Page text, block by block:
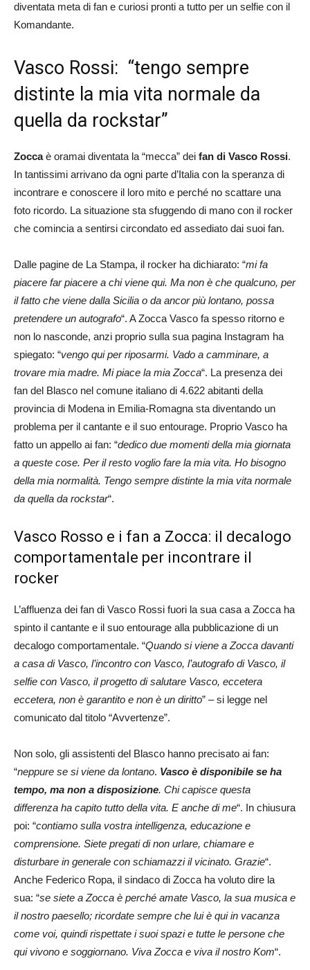
diventata meta di fan e curiosi pronti a tutto per un selfie con il
Komandante.
Vasco Rossi: “tengo sempre
distinte la mia vita normale da
quella da rockstar”
Zoccaè oramai diventata la “mecca” dei fan di Vasco Rossi.
In tantissimi arrivano da ogni parte d’Italia con la speranza di
incontrare e conoscere il loro mito e perché no scattare una
foto ricordo. La situazione sta sfuggendo di mano con il rocker
che comincia a sentirsi circondato ed assediato dai suoi fan.
Dalle pagine de La Stampa, il rocker ha dichiarato: “mi fa
piacere far piacere a chi viene qui. Ma non è che qualcuno, per
il fatto che viene dalla Sicilia o da ancor più lontano, possa
pretendere un autografo“. A Zocca Vasco fa spesso ritorno e
non lo nasconde, anzi proprio sulla sua pagina Instagram ha
spiegato: “vengo qui per riposarmi. Vado a camminare, a
trovare mia madre. Mi piace la mia Zocca“. La presenza dei
fan del Blasco nel comune italiano di 4.622 abitanti della
provincia di Modena in Emilia-Romagna sta diventando un
problema per il cantante e il suo entourage. Proprio Vasco ha
fatto un appello ai fan: “dedico due momenti della mia giornata
a queste cose. Per il resto voglio fare la mia vita. Ho bisogno
della mia normalità. Tengo sempre distinte la mia vita normale
da quella da rockstar“.
Vasco Rosso e i fan a Zocca: il decalogo
comportamentale per incontrare il
rocker
L’affluenza dei fan di Vasco Rossi fuori la sua casa a Zocca ha
spinto il cantante e il suo entourage alla pubblicazione di un
decalogo comportamentale. “Quando si viene a Zocca davanti
a casa di Vasco, l’incontro con Vasco, l’autografo di Vasco, il
selfie con Vasco, il progetto di salutare Vasco, eccetera
eccetera, non è garantito e non è un diritto” – si legge nel
comunicato dal titolo “Avvertenze”.
Non solo, gli assistenti del Blasco hanno precisato ai fan:
“neppure se si viene da lontano. Vasco è disponibile se ha
tempo, ma non a disposizione. Chi capisce questa
differenza ha capito tutto della vita. E anche di me“. In chiusura
poi: “contiamo sulla vostra intelligenza, educazione e
comprensione. Siete pregati di non urlare, chiamare e
disturbare in generale con schiamazzi il vicinato. Grazie“.
Anche Federico Ropa, il sindaco di Zocca ha voluto dire la
sua: “se siete a Zocca è perché amate Vasco, la sua musica e
il nostro paesello; ricordate sempre che lui è qui in vacanza
come voi, quindi rispettate i suoi spazi e tutte le persone che
qui vivono e soggiornano. Viva Zocca e viva il nostro Kom“.